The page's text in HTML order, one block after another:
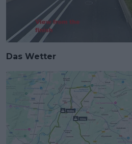
Das Wetter